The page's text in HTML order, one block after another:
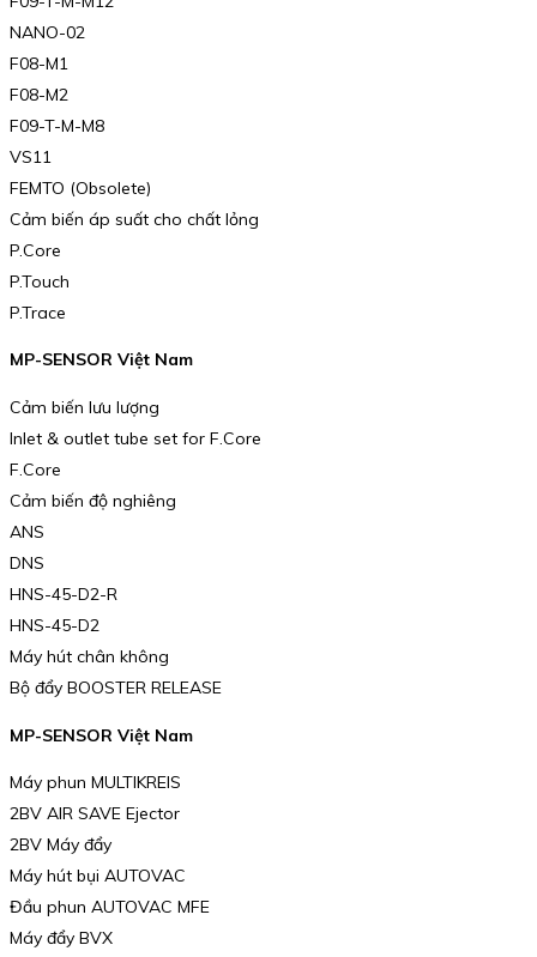
NANO-02
F08-M1
F08-M2
F09-T-M-M8
VS11
FEMTO (Obsolete)
Cảm biến áp suất cho chất lỏng
P.Core
P.Touch
P.Trace
MP-SENSOR Việt Nam
Cảm biến lưu lượng
Inlet & outlet tube set for F.Core
F.Core
Cảm biến độ nghiêng
ANS
DNS
HNS-45-D2-R
HNS-45-D2
Máy hút chân không
Bộ đẩy BOOSTER RELEASE
MP-SENSOR Việt Nam
Máy phun MULTIKREIS
2BV AIR SAVE Ejector
2BV Máy đẩy
Máy hút bụi AUTOVAC
Đầu phun AUTOVAC MFE
Máy đẩy BVX